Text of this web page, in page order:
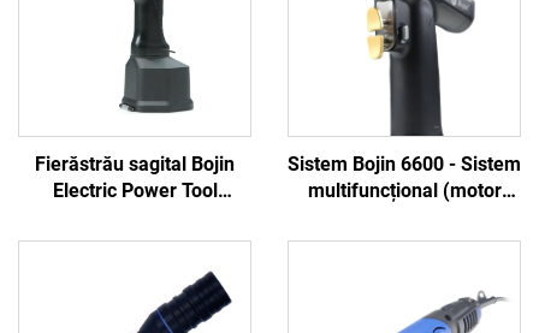
Fierăstrău sagital Bojin
Electric Power Tool
sistemul ortopedic de
chirurgie articulară și
traumatisme 5000
Sistem Bojin 6600 - Sistem
multifuncțional (motor
ergonomic)